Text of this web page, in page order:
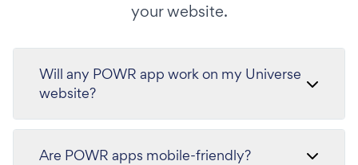
your website.
Will any POWR app work on my Universe
website?
Are POWR apps mobile-friendly?